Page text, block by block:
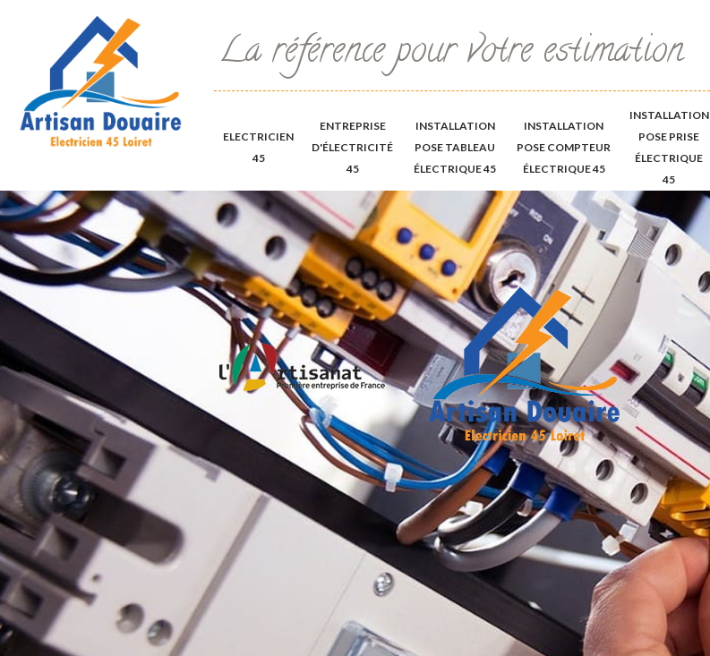
La référence pour votre estimation
ELECTRICIEN
45
ENTREPRISE
D'ÉLECTRICITÉ
45
INSTALLATION
POSE TABLEAU
ÉLECTRIQUE 45
INSTALLATION
POSE COMPTEUR
ÉLECTRIQUE 45
INSTALLATION
POSE PRISE
ÉLECTRIQUE
45